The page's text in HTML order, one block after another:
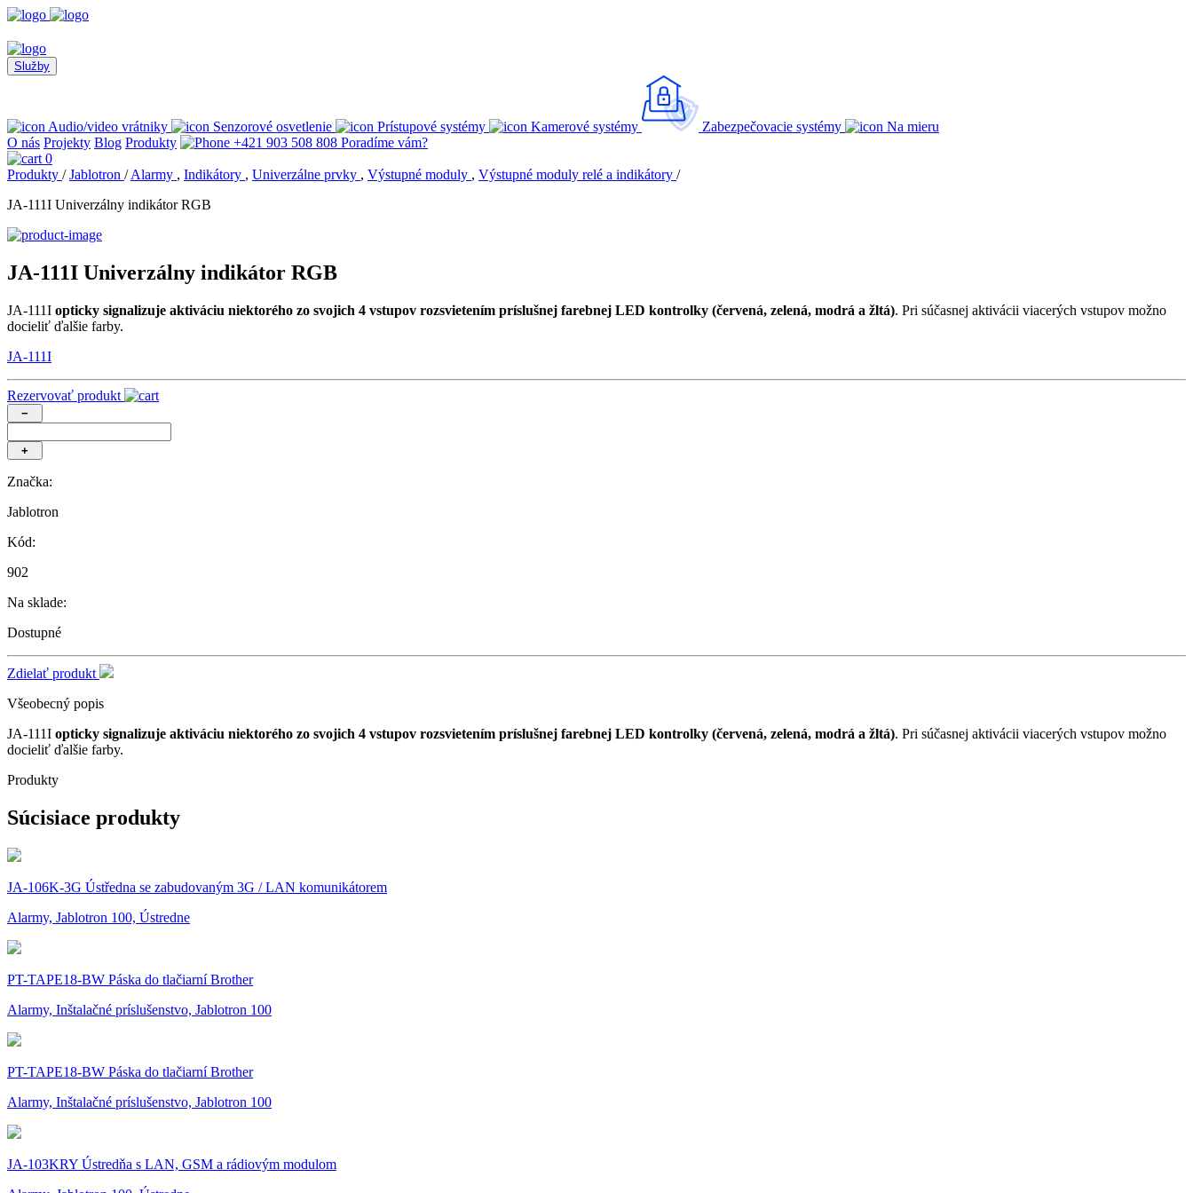
Služby
Audio/video vrátniky Senzorové osvetlenie Prístupové systémy Kamerové systémy Zabezpečovacie systémy
Na mieru
O nás Projekty Blog Produkty +421 903 508 808 Poradíme vám?
0
Produkty / Jablotron / Alarmy , Indikátory , Univerzálne prvky , Výstupné moduly , Výstupné moduly relé a indikátory /
JA-111I Univerzálny indikátor RGB
JA-111I Univerzálny indikátor RGB
JA-111I opticky signalizuje aktiváciu niektorého zo svojich 4 vstupov rozsvietením príslušnej farebnej LED kontrolky (červená, zelená, modrá a žltá). Pri súčasnej aktivácii viacerých vstupov možno
docieliť ďalšie farby.
JA-111I
Rezervovať produkt
−
+
Značka:
Jablotron
Kód:
902
Na sklade:
Dostupné
Zdielať produkt
Všeobecný popis
JA-111I opticky signalizuje aktiváciu niektorého zo svojich 4 vstupov rozsvietením príslušnej farebnej LED kontrolky (červená, zelená, modrá a žltá). Pri súčasnej aktivácii viacerých vstupov možno
docieliť ďalšie farby.
Produkty
Súcisiace produkty
JA-106K-3G Ústředna se zabudovaným 3G / LAN komunikátorem
Alarmy, Jablotron 100, Ústredne
PT-TAPE18-BW Páska do tlačiarní Brother
Alarmy, Inštalačné príslušenstvo, Jablotron 100
PT-TAPE18-BW Páska do tlačiarní Brother
Alarmy, Inštalačné príslušenstvo, Jablotron 100
JA-103KRY Ústredňa s LAN, GSM a rádiovým modulom